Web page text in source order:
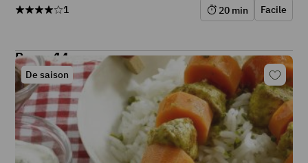
1 20 min Facile
Repas 14
De saison